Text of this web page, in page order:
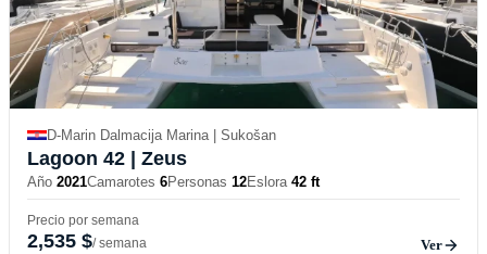
D-Marin Dalmacija Marina | Sukošan
Lagoon 42 | Zeus
Año 2021Camarotes 6Personas 12Eslora 42 ft
Precio por semana
2,535 $/ semana Ver